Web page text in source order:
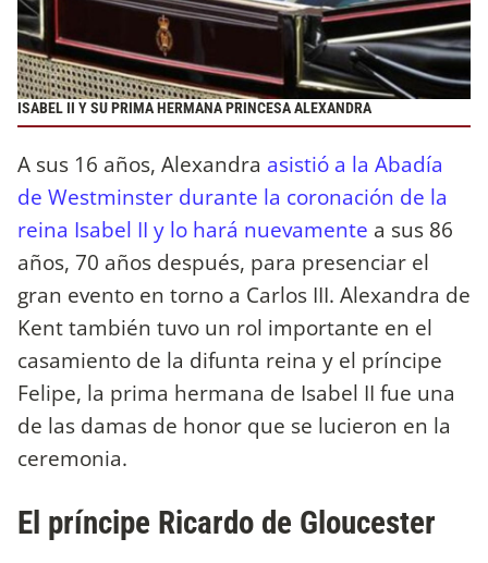
ISABEL II Y SU PRIMA HERMANA PRINCESA ALEXANDRA
A sus 16 años, Alexandra asistió a la Abadía
de Westminster durante la coronación de la
reina Isabel II y lo hará nuevamente a sus 86
años, 70 años después, para presenciar el
gran evento en torno a Carlos III. Alexandra de
Kent también tuvo un rol importante en el
casamiento de la difunta reina y el príncipe
Felipe, la prima hermana de Isabel II fue una
de las damas de honor que se lucieron en la
ceremonia.
El príncipe Ricardo de Gloucester